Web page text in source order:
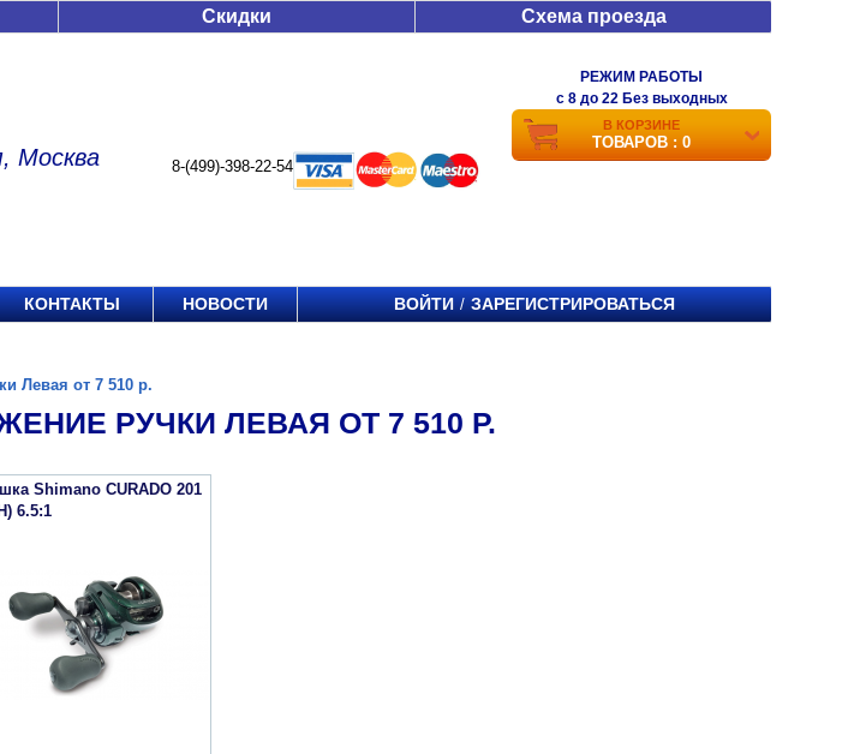
Скидки Схема проезда
Москва 8-(499)-398-22-54
РЕЖИМ РАБОТЫ
c 8 до 22 Без выходных
В КОРЗИНЕ
ТОВАРОВ : 0
КОНТАКТЫ НОВОСТИ ВОЙТИ / ЗАРЕГИСТРИРОВАТЬСЯ
Левая от 7 510 р.
РУЧКИ ЛЕВАЯ ОТ 7 510 Р.
Shimano CURADO 201
6.5:1